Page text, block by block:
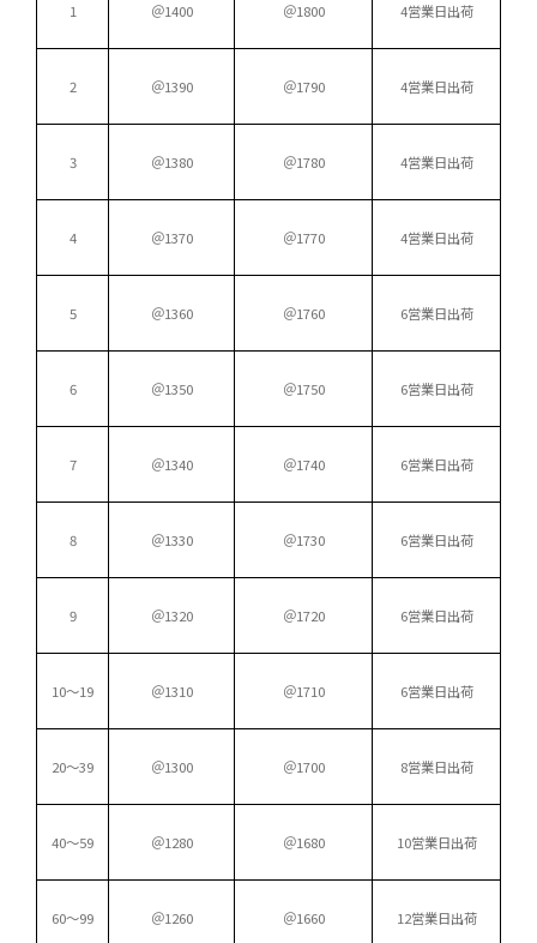
1 ＠1400 ＠1800 4営業日出荷
2 ＠1390 ＠1790 4営業日出荷
3 ＠1380 ＠1780 4営業日出荷
4 ＠1370 ＠1770 4営業日出荷
5 ＠1360 ＠1760 6営業日出荷
6 ＠1350 ＠1750 6営業日出荷
7 ＠1340 ＠1740 6営業日出荷
8 ＠1330 ＠1730 6営業日出荷
9 ＠1320 ＠1720 6営業日出荷
10〜19 ＠1310 ＠1710 6営業日出荷
20〜39 ＠1300 ＠1700 8営業日出荷
40〜59 ＠1280 ＠1680 10営業日出荷
60〜99 ＠1260 ＠1660 12営業日出荷